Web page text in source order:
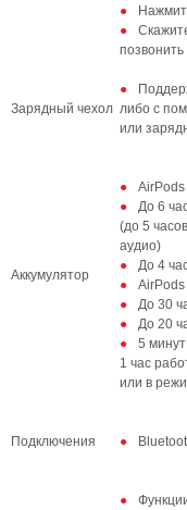
Зарядный чехол либо с
или
Аккумулятор
До 6
(до 5
аудио)
До 4
До 30
До 20
5
1 час
или в
Подключения